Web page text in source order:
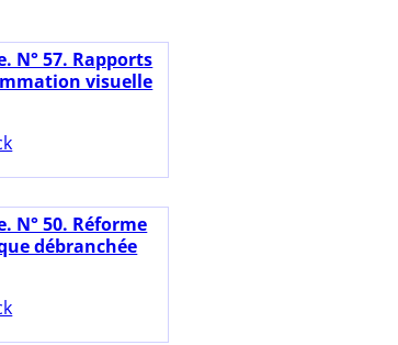
N° 57. Rapports
visuelle
N° 50. Réforme
débranchée